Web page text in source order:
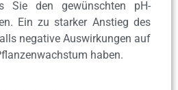
Sie den gewünschten pH-
Ein zu starker Anstieg des
negative Auswirkungen auf
haben.